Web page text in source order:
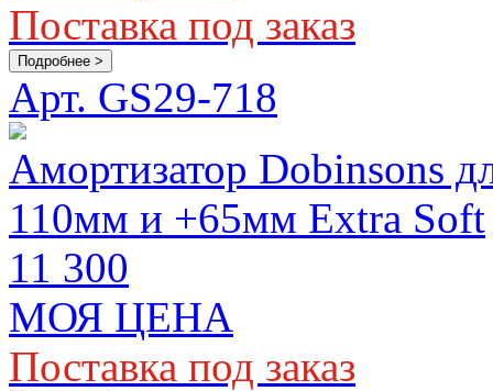
Поставка под заказ
Подробнее >
Арт. GS29-718
Амортизатор Dobinsons
110мм и +65мм Extra Soft
11 300
МОЯ ЦЕНА
Поставка под заказ